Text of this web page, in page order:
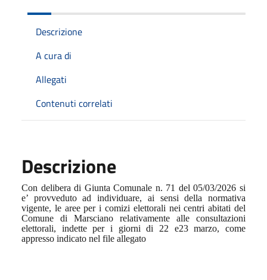
Descrizione
A cura di
Allegati
Contenuti correlati
Descrizione
Con delibera di Giunta Comunale n. 71 del 05/03/2026 si
e’ provveduto ad individuare, ai sensi della normativa
vigente, le aree per i comizi elettorali nei centri abitati del
Comune di Marsciano relativamente alle consultazioni
elettorali, indette per i giorni di 22 e23 marzo, come
appresso indicato nel file allegato